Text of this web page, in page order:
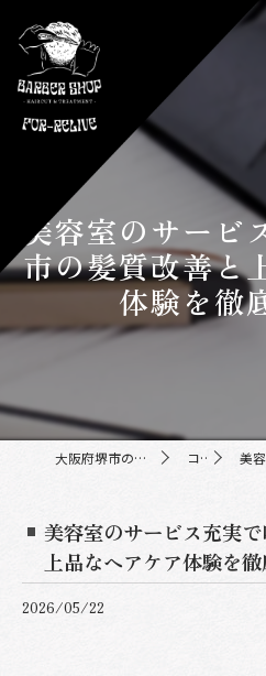
美容室のサービ
市の髪質改善と
体験を徹
大阪府堺市の美容室ならFor-Relive コラム 美容室の
美容室のサービス充実
上品なヘアケア体験を
2026/05/22